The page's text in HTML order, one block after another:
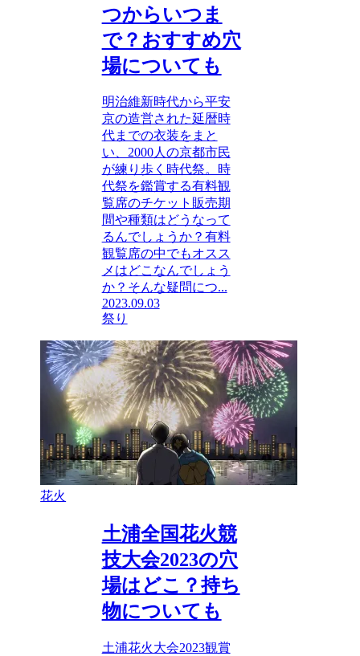
つからいつま
で？おすすめ穴
場についても
明治維新時代から平安
京の造営された延暦時
代までの衣装をまと
い、2000人の京都市民
が練り歩く時代祭。時
代祭を鑑賞する有料観
覧席のチケット販売期
間や種類はどうなって
るんでしょうか？有料
観覧席の中でもオスス
メはどこなんでしょう
か？そんな疑問につ...
2023.09.03
祭り
花火
土浦全国花火競
技大会2023の穴
場はどこ？持ち
物についても
土浦花火大会2023観賞